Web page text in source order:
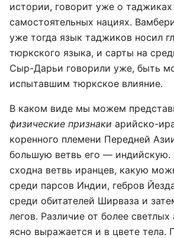
истории, говорит уже о таджиках
самостоятельных нациях.
уже тогда язык таджиков носил
тюркского языка, и сарты на
Сыр-Дарьи говорили уже, быть
испытавшим тюркское влияние.
В каком виде мы можем
физические признаки арийско-
коренного племени Передней
большую ветвь его — индийскую.
сходна ветвь иранцев, какую
среди парсов Индии, гебров
среди обитателей Ширваза и
легов. Различие от более
ясно выражается и в цвете тела.